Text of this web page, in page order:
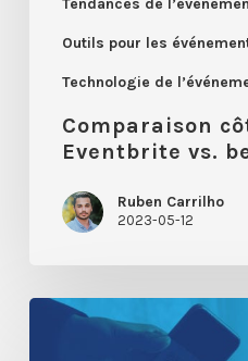
Tendances de
Outils pour les
Technologie de
Comparaison
Eventbrite vs.
Ruben Carrilho
2023-05-12
Guide